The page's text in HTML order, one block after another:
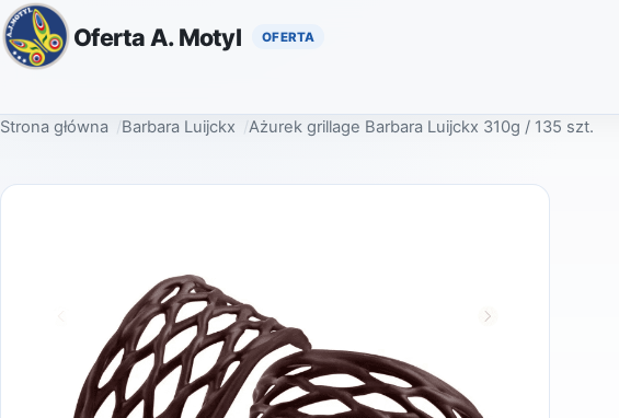
Oferta A. Motyl
Strona główna Barbara Luijckx Ażurek grillage Barbara Luijckx 310g / 135 szt.